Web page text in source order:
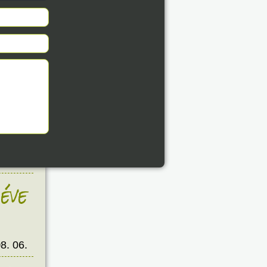
06.
éve
06.